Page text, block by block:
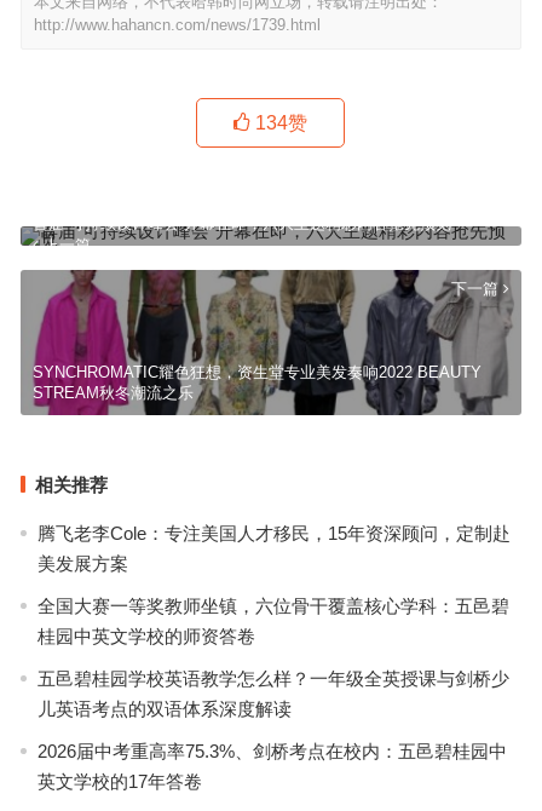
http://www.hahancn.com/news/1739.html
134赞
上一篇
首届“可持续设计峰会”开幕在即，六大主题精彩内容抢先预览
下一篇
SYNCHROMATIC耀色狂想，资生堂专业美发奏响2022 BEAUTY
STREAM秋冬潮流之乐
相关推荐
腾飞老李Cole：专注美国人才移民，15年资深顾问，定制赴
美发展方案
全国大赛一等奖教师坐镇，六位骨干覆盖核心学科：五邑碧
桂园中英文学校的师资答卷
五邑碧桂园学校英语教学怎么样？一年级全英授课与剑桥少
儿英语考点的双语体系深度解读
2026届中考重高率75.3%、剑桥考点在校内：五邑碧桂园中
英文学校的17年答卷